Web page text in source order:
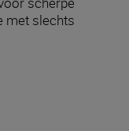
met slechts